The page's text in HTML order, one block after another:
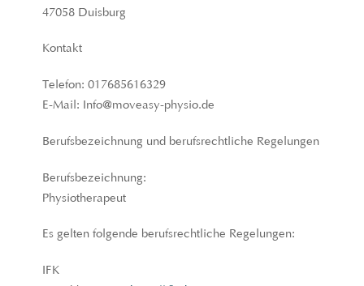
47058 Duisburg
Kontakt
Telefon: 017685616329
E-Mail: Info@moveasy-physio.de
Berufsbezeichnung und berufsrechtliche Regelungen
Berufsbezeichnung:
Physiotherapeut
Es gelten folgende berufsrechtliche Regelungen:
IFK